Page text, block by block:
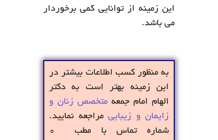
این زمینه از توانایی کمی برخوردار
می باشد.
به منظور کسب اطلاعات بیشتر در
این زمینه بهتر است به دکتر
الهام امام جمعه متخصص زنان و
زایمان و زیبایی مراجعه نمایید.
شماره تماس با مطب ۰